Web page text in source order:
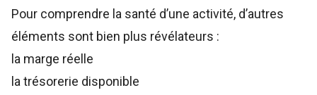
Pour comprendre la santé d’une activité, d’autres
éléments sont bien plus révélateurs :
la marge réelle
la trésorerie disponible